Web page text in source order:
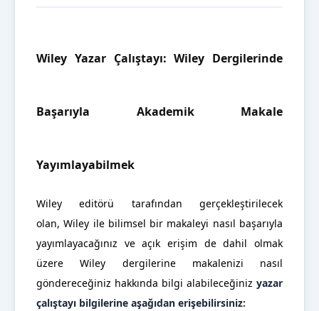
Wiley Yazar Çalıştayı: Wiley Dergilerinde
Başarıyla Akademik Makale
Yayımlayabilmek
Wiley editörü tarafından gerçekleştirilecek
olan, Wiley ile bilimsel bir makaleyi nasıl başarıyla
yayımlayacağınız ve açık erişim de dahil olmak
üzere Wiley dergilerine makalenizi nasıl
göndereceğiniz hakkında bilgi alabileceğiniz yazar
çalıştayı bilgilerine aşağıdan erişebilirsiniz: